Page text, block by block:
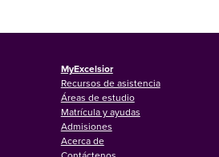
MyExcelsior
Recursos de asistencia
Áreas de estudio
Matrícula y ayudas
Admisiones
Acerca de